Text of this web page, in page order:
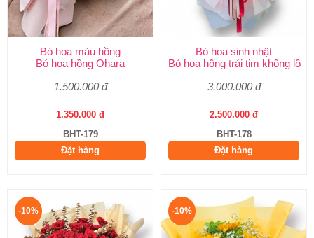
Bó hoa màu hồng
Bó hoa hồng Ohara
1.500.000 đ
1.350.000 đ
BHT-179
Đặt hàng
Bó hoa sinh nhật
Bó hoa hồng trái tim khổng lồ
3.000.000 đ
2.500.000 đ
BHT-178
Đặt hàng
-10% -10%